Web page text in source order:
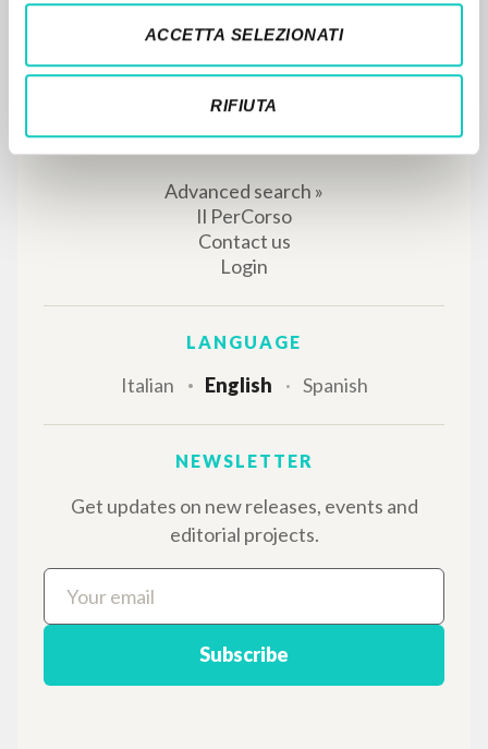
ACCETTA SELEZIONATI
RIFIUTA
writings of Luigi Giussani: nearly 5,000
bibliographic references, full texts in 5
languages, and dedicated thematic sections.
Advanced search »
Il PerCorso
Contact us
Login
LANGUAGE
Italian English Spanish
NEWSLETTER
Get updates on new releases, events and
editorial projects.
Subscribe